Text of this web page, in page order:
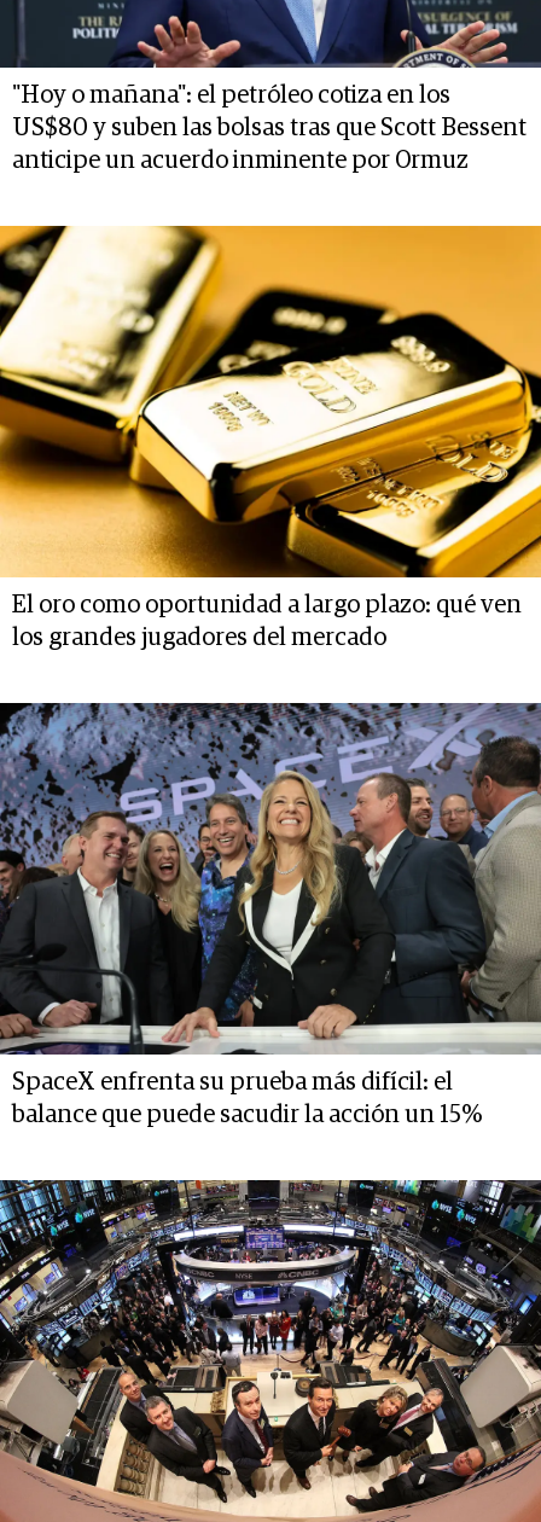
"Hoy o mañana": el petróleo cotiza en los
US$80 y suben las bolsas tras que Scott Bessent
anticipe un acuerdo inminente por Ormuz
El oro como oportunidad a largo plazo: qué ven
los grandes jugadores del mercado
SpaceX enfrenta su prueba más difícil: el
balance que puede sacudir la acción un 15%